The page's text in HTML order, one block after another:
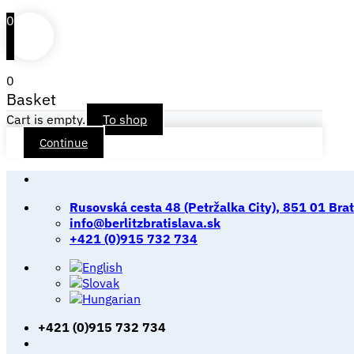
0
0
Basket
Cart is empty. To shop
Continue
Skip
content
Rusovská cesta 48 (Petržalka City), 851 01
info@berlitzbratislava.sk
+421 (0)915 732 734
+421 (0)915 732 734